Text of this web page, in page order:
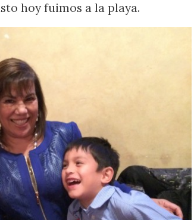
hoy fuimos a la playa.